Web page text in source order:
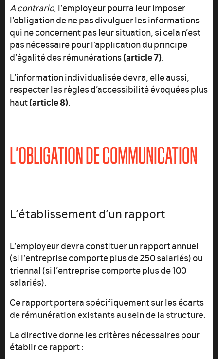
A contrario, l’employeur pourra leur imposer
l’obligation de ne pas divulguer les informations
qui ne concernent pas leur situation, si cela n’est
pas nécessaire pour l’application du principe
d’égalité des rémunérations(article 7).
L’information individualisée devra, elle aussi,
respecter les règles d’accessibilité évoquées plus
haut(article 8).
L’OBLIGATION DE COMMUNICATION
L’établissement d’un rapport
L’employeur devra constituer un rapport annuel
(si l’entreprise comporte plus de 250 salariés) ou
triennal (si l’entreprise comporte plus de 100
salariés).
Ce rapport portera spécifiquement sur les écarts
de rémunération existants au sein de la structure.
La directive donne les critères nécessaires pour
établir ce rapport :